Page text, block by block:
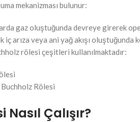
mekanizması bulunur:
gaz oluştuğunda devreye girerek
iç arıza veya ani yağ akışı
rölesi çeşitleri kullanılmaktadır:
Rölesi
Çalışır?